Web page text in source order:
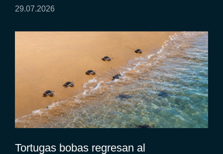
29.07.2026
Tortugas bobas regresan al